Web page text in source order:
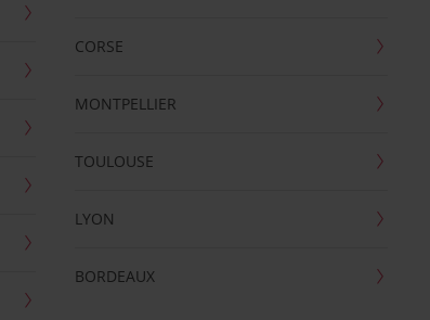
CORSE
MONTPELLIER
TOULOUSE
LYON
BORDEAUX